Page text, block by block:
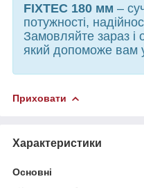
FIXTEC 180 мм –
потужності,
Замовляйте зараз і
який допоможе вам
Приховати
Характеристики
Основні